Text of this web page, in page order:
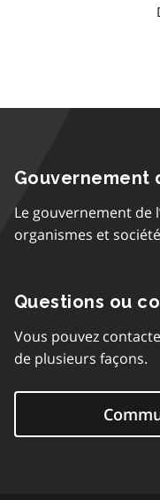
Gouvernement
Le gouvernement de
organismes et
Questions ou
Vous pouvez
de plusieurs façons.